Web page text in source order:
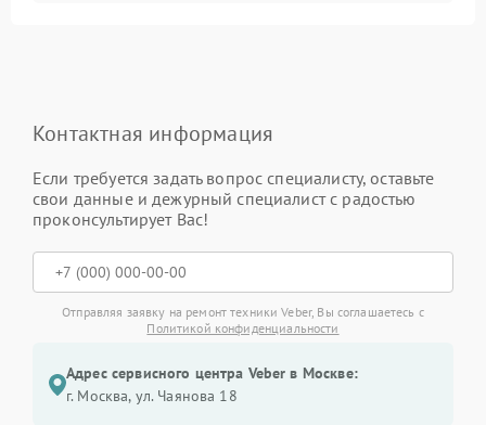
Контактная информация
Если требуется задать вопрос специалисту, оставьте
свои данные и дежурный специалист с радостью
проконсультирует Вас!
Отправляя заявку на ремонт техники Veber, Вы соглашаетесь с
Политикой конфиденциальности
Адрес сервисного центра Veber в Москве:
г. Москва, ул. Чаянова 18